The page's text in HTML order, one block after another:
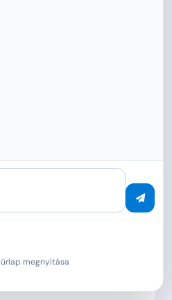
megfelelőség alapvető.
megnyitása